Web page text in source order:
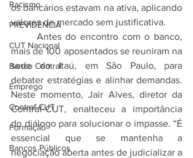
Racismo
PREVIDÊNCIA
CUT Nacional
Banco Central
Emprego
Contraf-CUT
Formação
Bancos Públicos
os bancários estavam na ativa, aplicando
valores de mercado sem justificativa.
mais de 100 aposentados se reuniram na
sede do Itaú, em São Paulo, para
debater estratégias e alinhar demandas.
Neste momento, Jair Alves, diretor da
Contraf-CUT, enalteceu a importância
do diálogo para solucionar o impasse. “É
essencial que se mantenha a
negociação aberta antes de judicializar a